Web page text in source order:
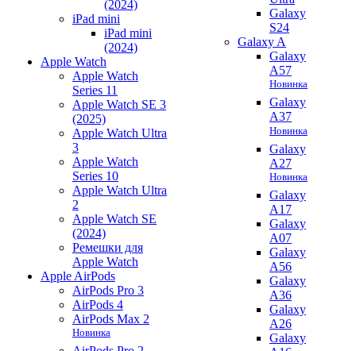
(2024)
iPad mini
iPad mini
(2024)
Apple Watch
Apple Watch
Series 11
Apple Watch SE 3
(2025)
Apple Watch Ultra
3
Apple Watch
Series 10
Apple Watch Ultra
2
Apple Watch SE
(2024)
Ремешки для
Apple Watch
Apple AirPods
AirPods Pro 3
AirPods 4
AirPods Max 2
Новинка
Galaxy
S24
Galaxy A
Galaxy
A57
Новинка
Galaxy
A37
Новинка
Galaxy
A27
Новинка
Galaxy
A17
Galaxy
A07
Galaxy
A56
Galaxy
A36
Galaxy
A26
Galaxy